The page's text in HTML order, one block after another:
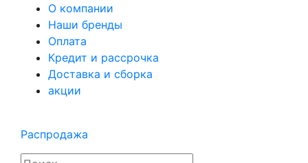
О компании
Наши бренды
Оплата
Кредит и рассрочка
Доставка и сборка
акции
Распродажа